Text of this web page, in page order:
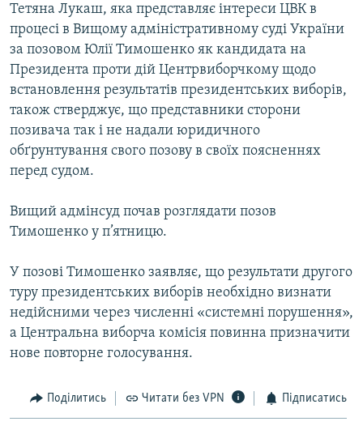
ПОДКАСТИ
РУС
УКР
КТАТ
Усі сайти RFE/RL
Тетяна Лукаш, яка представляє інтереси ЦВК в
процесі в Вищому адміністративному суді України
за позовом Юлії Тимошенко як кандидата на
Президента проти дій Центрвиборчкому щодо
встановлення результатів президентських виборів,
також стверджує, що представники сторони
позивача так і не надали юридичного
обґрунтування свого позову в своїх поясненнях
перед судом.
Вищий адмінсуд почав розглядати позов
Тимошенко у п’ятницю.
У позові Тимошенко заявляє, що результати другого
туру президентських виборів необхідно визнати
недійсними через численні «системні порушення»,
а Центральна виборча комісія повинна призначити
нове повторне голосування.
Поділитись Читати без VPN Підписатись